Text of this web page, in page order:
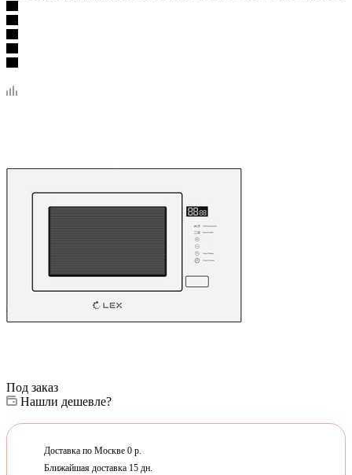
Под заказ
Нашли дешевле?
Доставка по Москве 0 р.
Ближайшая доставка 15 дн.